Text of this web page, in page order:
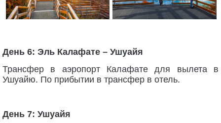
День 6: Эль Калафате – Ушуайя
Трансфер в аэропорт Калафате для вылета в
Ушуайю. По прибытии в трансфер в отель.
День 7: Ушуайя